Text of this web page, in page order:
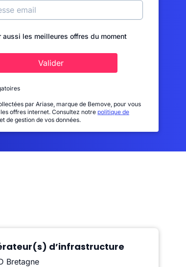
aussi les meilleures offres du moment
Valider
par Ariase, marque de Bemove, pour vous
offres internet. Consultez notre politique de
et de gestion de vos données.
d’infrastructure
Bretagne